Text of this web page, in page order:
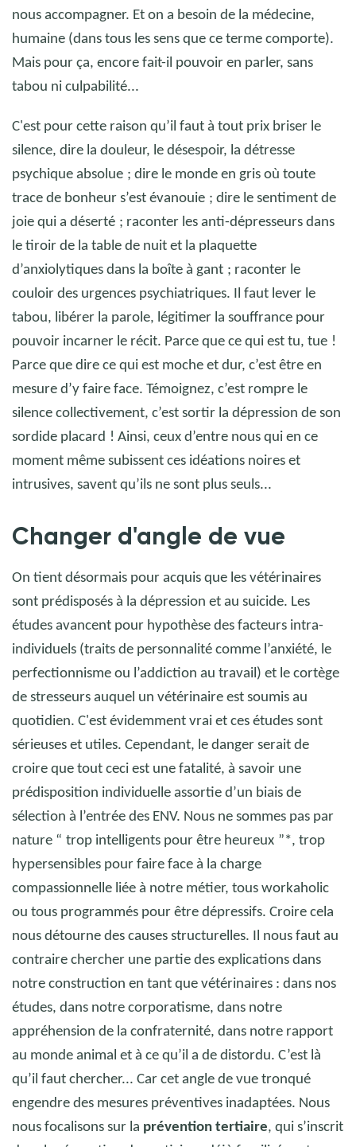
nous accompagner. Et on a besoin de la médecine,
humaine (dans tous les sens que ce terme comporte).
Mais pour ça, encore fait-il pouvoir en parler, sans
tabou ni culpabilité...
C'est pour cette raison qu’il faut à tout prix briser le
silence, dire la douleur, le désespoir, la détresse
psychique absolue ; dire le monde en gris où toute
trace de bonheur s’est évanouie ; dire le sentiment de
joie qui a déserté ; raconter les anti-dépresseurs dans
le tiroir de la table de nuit et la plaquette
d’anxiolytiques dans la boîte à gant ; raconter le
couloir des urgences psychiatriques. Il faut lever le
tabou, libérer la parole, légitimer la souffrance pour
pouvoir incarner le récit. Parce que ce qui est tu, tue !
Parce que dire ce qui est moche et dur, c’est être en
mesure d’y faire face. Témoignez, c’est rompre le
silence collectivement, c’est sortir la dépression de son
sordide placard ! Ainsi, ceux d’entre nous qui en ce
moment même subissent ces idéations noires et
intrusives, savent qu’ils ne sont plus seuls...
Changer d'angle de vue
On tient désormais pour acquis que les vétérinaires
sont prédisposés à la dépression et au suicide. Les
études avancent pour hypothèse des facteurs intra-
individuels (traits de personnalité comme l’anxiété, le
perfectionnisme ou l’addiction au travail) et le cortège
de stresseurs auquel un vétérinaire est soumis au
quotidien. C'est évidemment vrai et ces études sont
sérieuses et utiles. Cependant, le danger serait de
croire que tout ceci est une fatalité, à savoir une
prédisposition individuelle assortie d’un biais de
sélection à l’entrée des ENV. Nous ne sommes pas par
nature “ trop intelligents pour être heureux ”*, trop
hypersensibles pour faire face à la charge
compassionnelle liée à notre métier, tous workaholic
ou tous programmés pour être dépressifs. Croire cela
nous détourne des causes structurelles. Il nous faut au
contraire chercher une partie des explications dans
notre construction en tant que vétérinaires : dans nos
études, dans notre corporatisme, dans notre
appréhension de la confraternité, dans notre rapport
au monde animal et à ce qu’il a de distordu. C’est là
qu’il faut chercher... Car cet angle de vue tronqué
engendre des mesures préventives inadaptées. Nous
nous focalisons sur la prévention tertiaire, qui s’inscrit